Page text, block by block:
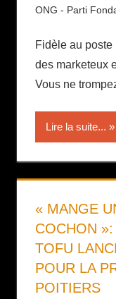
ONG - Parti
Fidèle au
des marketeux
Vous ne
Lire la suite...
« MANGE
COCHON
TOFU
POUR LA
POITIERS